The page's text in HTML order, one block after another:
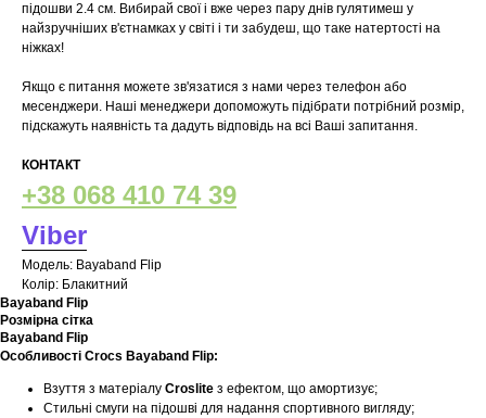
підошви 2.4 см. Вибирай свої і вже через пару днів гулятимеш у
найзручніших в'єтнамках у світі і ти забудеш, що таке натертості на
ніжках!
Якщо є питання можете зв'язатися з нами через телефон або
месенджери. Наші менеджери допоможуть підібрати потрібний розмір,
підскажуть наявність та дадуть відповідь на всі Ваші запитання.
КОНТАКТ
+38 068 410 74 39
Viber
Модель: Bayaband Flip
Колір: Блакитний
Bayaband Flip
Розмірна сітка
Bayaband Flip
Особливості Crocs Bayaband Flip:
Взуття з матеріалу Croslite з ефектом, що амортизує;
Стильні смуги на підошві для надання спортивного вигляду;